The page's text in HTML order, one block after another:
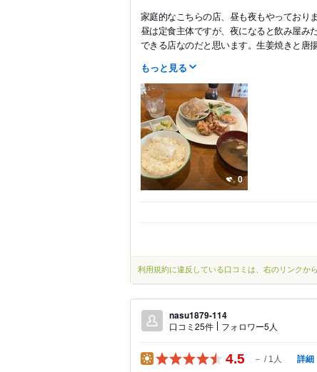
家庭的なこちらの店、昼も夜もやっておりま
昼は定食主体ですが、夜になると飲み屋み
できる店なのだと思います。生姜焼きと唐
もっと見る
0
利用規約に違反している口コミは、右のリンクか
nasu1879-114
口コミ25件 フォロワー5人
4.5 － 1人 詳細